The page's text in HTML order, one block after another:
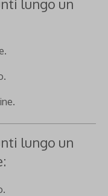
lungo un
lungo un